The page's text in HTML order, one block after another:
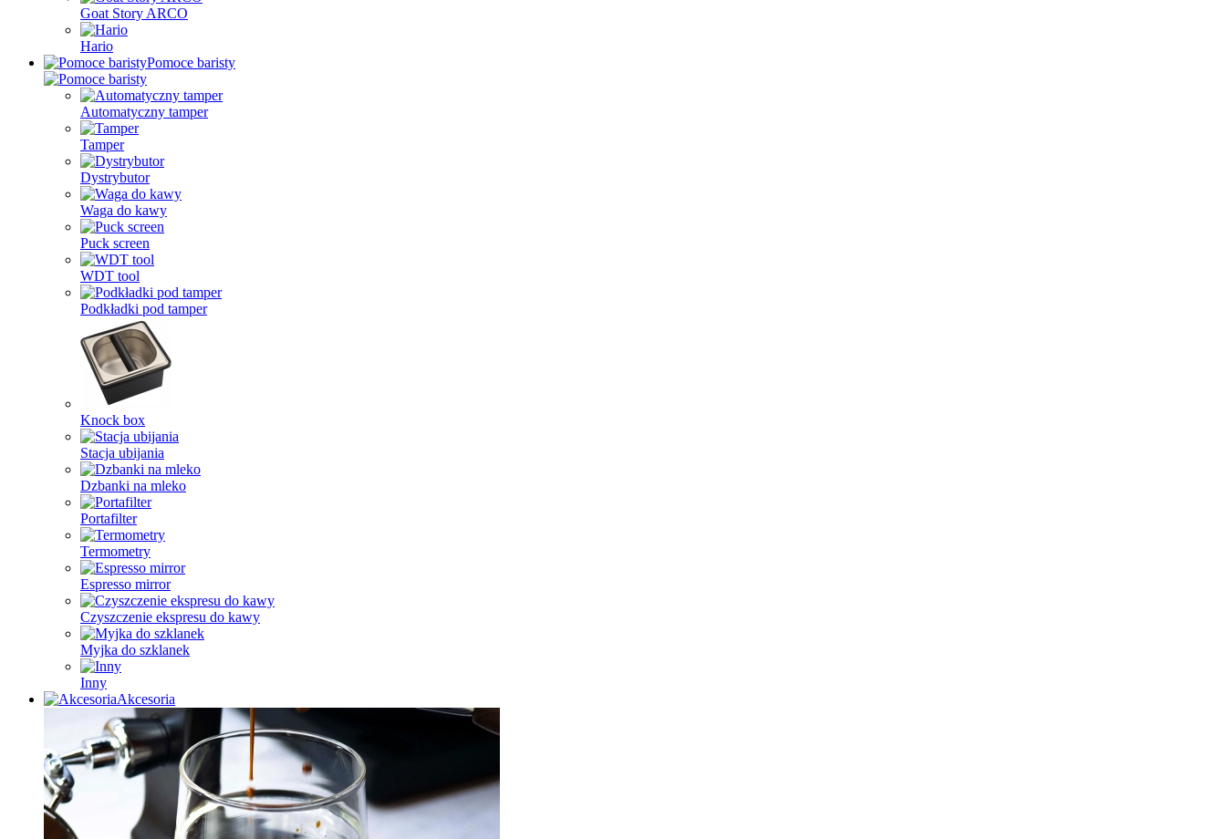
Goat Story ARCO
Hario
Pomoce baristy
Automatyczny tamper
Tamper
Dystrybutor
Waga do kawy
Puck screen
WDT tool
Podkładki pod tamper
Knock box
Stacja ubijania
Dzbanki na mleko
Portafilter
Termometry
Espresso mirror
Czyszczenie ekspresu do kawy
Myjka do szklanek
Inny
Akcesoria